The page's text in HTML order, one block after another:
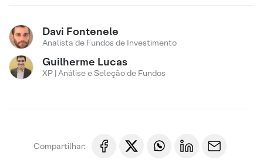
Davi Fontenele
Analista de Fundos de Investimento
Guilherme Lucas
XP | Análise e Seleção de Fundos
Compartilhar: